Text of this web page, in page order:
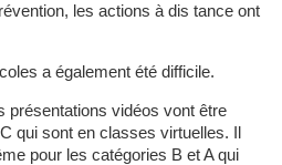
les actions à dis tance ont
a également été difficile.
présentations vidéos vont être
qui sont en classes virtuelles. Il
pour les catégories B et A qui